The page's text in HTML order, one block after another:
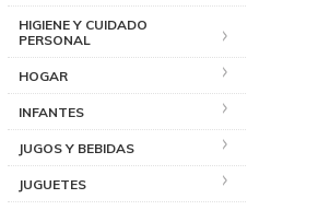
HIGIENE Y CUIDADO
PERSONAL
HOGAR
INFANTES
JUGOS Y BEBIDAS
JUGUETES